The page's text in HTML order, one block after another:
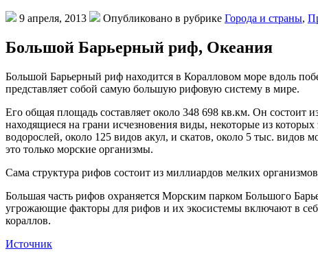
9 апреля, 2013 Опубликовано в рубрике Города и страны,
Большой Барьерный риф, Океания
Большой Барьерный риф находится в Коралловом море вдоль
представляет собой самую большую рифовую систему в мире.
Его общая площадь составляет около 348 698 кв.км. Он состоит
находящиеся на грани исчезновения виды, некоторые из
водорослей, около 125 видов акул, и скатов, около 5 тыс.
это только морские организмы.
Сама структура рифов состоит из миллиардов мелких
Большая часть рифов охраняется Морским парком Большого
угрожающие факторы для рифов и их экосистемы включают в
кораллов.
Источник